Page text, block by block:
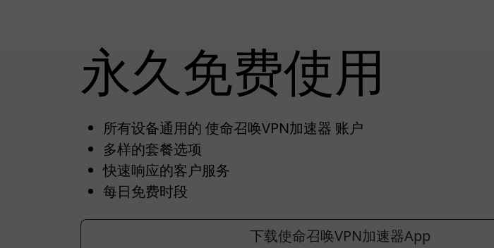
永久免费使用
所有设备通用的 使命召唤VPN加速器 账户
多样的套餐选项
快速响应的客户服务
每日免费时段
下载使命召唤VPN加速器App